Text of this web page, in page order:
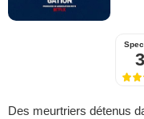
Des meurtriers détenus